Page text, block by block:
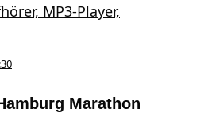
MP3-Player,
Marathon